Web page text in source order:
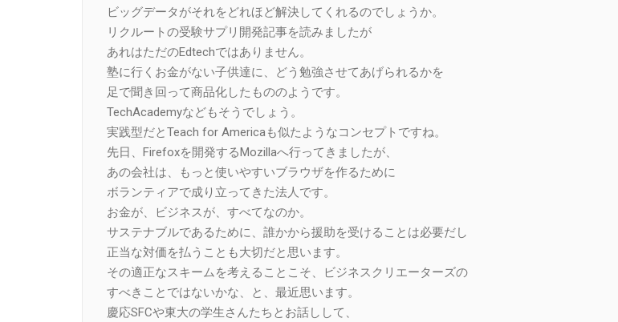
ビッグデータがそれをどれほど解決してくれるのでしょうか。
リクルートの受験サプリ開発記事を読みましたが
あれはただのEdtechではありません。
塾に行くお金がない子供達に、どう勉強させてあげられるかを
足で聞き回って商品化したもののようです。
TechAcademyなどもそうでしょう。
実践型だとTeach for Americaも似たようなコンセプトですね。
先日、Firefoxを開発するMozillaへ行ってきましたが、
あの会社は、もっと使いやすいブラウザを作るために
ボランティアで成り立ってきた法人です。
お金が、ビジネスが、すべてなのか。
サステナブルであるために、誰かから援助を受けることは必要だし
正当な対価を払うことも大切だと思います。
その適正なスキームを考えることこそ、ビジネスクリエーターズの
すべきことではないかな、と、最近思います。
慶応SFCや東大の学生さんたちとお話しして、